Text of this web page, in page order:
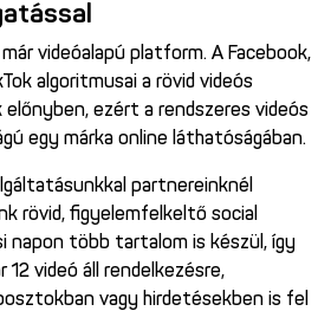
videóalapú platform. A Facebook,
algoritmusai a rövid videós
ezért a rendszeres videós
egy márka online láthatóságában.
partnereinknél
rövid, figyelemfelkeltő social
napon több tartalom is készül, így
videó áll rendelkezésre,
vagy hirdetésekben is fel